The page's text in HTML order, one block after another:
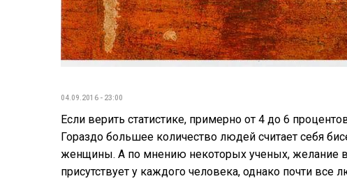
04.09.2016 - 23:00
Если верить статистике, примерно от 4 до 6
Гораздо большее количество людей считает себя
женщины. А по мнению некоторых ученых, желание
присутствует у каждого человека, однако почти